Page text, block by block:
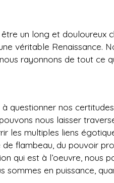
un long et douloureux
véritable Renaissance.
rayonnons de tout ce
questionner nos
nous laisser
les multiples liens
flambeau, du pouvoir
qui est à l’oeuvre, nous
en puissance,